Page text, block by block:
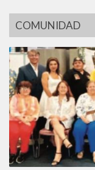
COMUNIDAD